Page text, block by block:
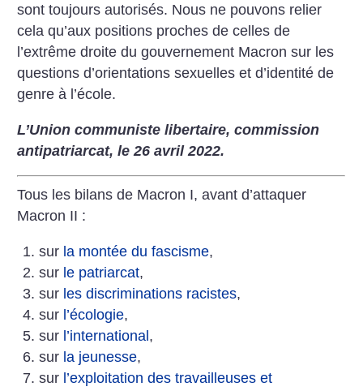
sont toujours autorisés. Nous ne pouvons relier
cela qu’aux positions proches de celles de
l’extrême droite du gouvernement Macron sur les
questions d’orientations sexuelles et d’identité de
genre à l’école.
L’Union communiste libertaire, commission
antipatriarcat, le 26 avril 2022.
Tous les bilans de Macron I, avant d’attaquer
Macron II :
sur la montée du fascisme,
sur le patriarcat,
sur les discriminations racistes,
sur l’écologie,
sur l’international,
sur la jeunesse,
sur l’exploitation des travailleuses et